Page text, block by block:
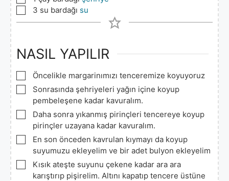
▢
3 su bardağı su
NASIL YAPILIR
▢
Öncelikle margarinımızı tenceremize koyuyoruz
▢
Sonrasında şehriyeleri yağın içine koyup
pembeleşene kadar kavuralım.
▢
Daha sonra yıkanmış pirinçleri tencereye koyup
pirinçler uzayana kadar kavuralım.
▢
En son önceden kavrulan kıymayı da koyup
suyumuzu ekleyelim ve bir adet bulyon ekleyelim
▢
Kısık ateşte suyunu çekene kadar ara ara
karıştırıp pişirelim. Altını kapatıp tencere üstüne